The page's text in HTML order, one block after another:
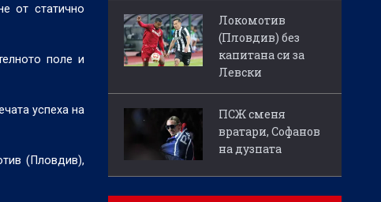
от статично
поле и
успеха на
(Пловдив),
Локомотив
(Пловдив) без
капитана си за
Левски
ПСЖ сменя
вратари, Софанов
на дузпата